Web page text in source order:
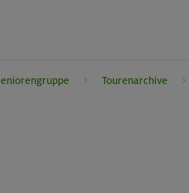
Tourenarchive